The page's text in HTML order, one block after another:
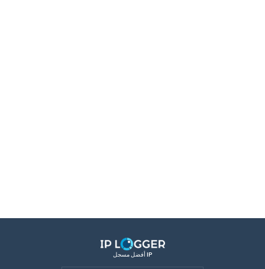
أفضل مسجل IP